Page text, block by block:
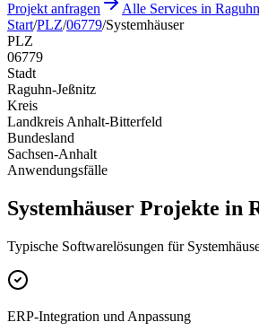
Projekt anfragen
Alle Services in
Start/PLZ/06779/Systemhäuser
PLZ
06779
Stadt
Raguhn-Jeßnitz
Kreis
Landkreis Anhalt-Bitterfeld
Bundesland
Sachsen-Anhalt
Anwendungsfälle
Systemhäuser Projekte in
Typische Softwarelösungen für
ERP-Integration und Anpassung